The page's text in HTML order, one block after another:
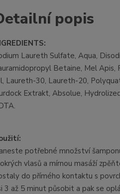
popis
Laureth Sulfate, Aqua,
Betaine, Mel
Laureth-30, Laureth-20,
Extrakt, Absolue,
potřebné množství
vlasů a mírnou masáží
do přímého kontaktu s
3 až 5 minut působit a pak se